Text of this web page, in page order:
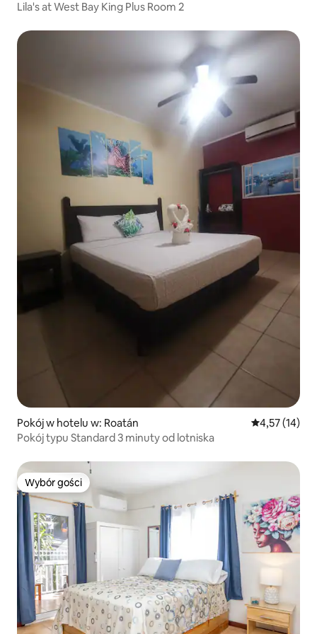
Lila's at West Bay King Plus Room 2
Pokój w hotelu w: Roatán Średnia
4,57 (14)
Pokój typu Standard 3 minuty od lotniska
Wybór gości
Wybór gości